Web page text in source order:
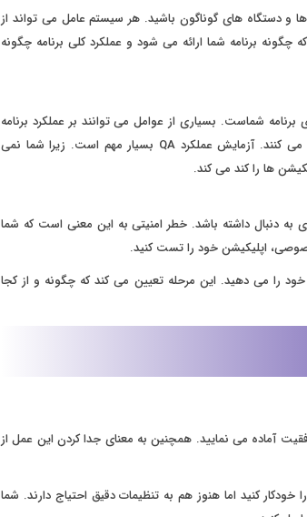
و دستگاه های گوناگون باشید. هر سیستم عامل می تواند از
چگونه برنامه شما ارائه می شود و عملکرد کلی برنامه چگونه
شماست. بسیاری از عوامل می توانند بر عملکرد برنامه
تأثیر بگذارند؛ مانند کاربران فعالی که همزمان برنامه را روی دستگاه بارگیری می کنند. آزمایش عملکرد QA بسیار مهم است. زیرا شما نمی
ها را کند می کند.
دنبال داشته باشد. خطر امنیتی به این معنی است که شما
اپلیکیشن خود را تست کنید.
را می دهید. این مرحله تعیین می کند که چگونه و از کجا
آماده می نمایید. همچنین به معنای جدا کردن این عمل از
کنید اما هنوز هم به تنظیمات دقیق احتیاج دارند. شما